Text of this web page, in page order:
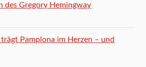
des Gregory Hemingway
Pamplona im Herzen – und